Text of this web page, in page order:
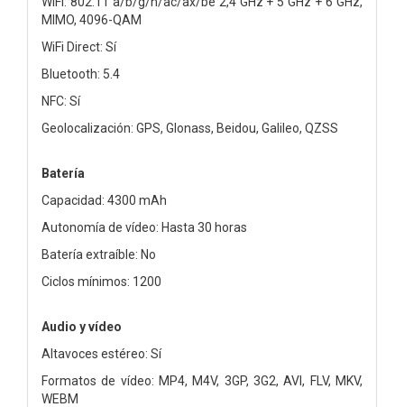
MIMO, 4096-QAM
WiFi Direct: Sí
Bluetooth: 5.4
NFC: Sí
Geolocalización: GPS, Glonass, Beidou, Galileo, QZSS
Batería
Capacidad: 4300 mAh
Autonomía de vídeo: Hasta 30 horas
Batería extraíble: No
Ciclos mínimos: 1200
Audio y vídeo
Altavoces estéreo: Sí
Formatos de vídeo: MP4, M4V, 3GP, 3G2, AVI, FLV, MKV,
WEBM